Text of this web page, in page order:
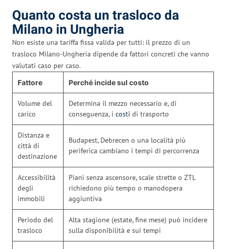
Quanto costa un trasloco da
Milano in Ungheria
Non esiste una tariffa fissa valida per tutti: il prezzo di un
trasloco Milano-Ungheria dipende da fattori concreti che vanno
valutati caso per caso.
Fattore Perché incide sul costo
Volume del
carico
Determina il mezzo necessario e, di
conseguenza, i costi di trasporto
Distanza e
città di
destinazione
Budapest, Debrecen o una località più
periferica cambiano i tempi di percorrenza
Accessibilità
degli
immobili
Piani senza ascensore, scale strette o ZTL
richiedono più tempo o manodopera
aggiuntiva
Periodo del
trasloco
Alta stagione (estate, fine mese) può incidere
sulla disponibilità e sui tempi